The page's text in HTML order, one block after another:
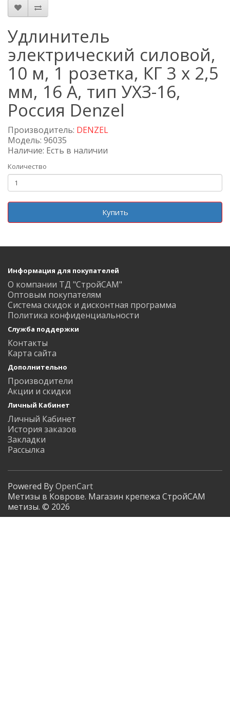
Удлинитель
электрический силовой,
10 м, 1 розетка, КГ 3 х 2,5
мм, 16 А, тип УХЗ-16,
Россия Denzel
Производитель: DENZEL
Модель: 96035
Наличие: Есть в наличии
Количество
Купить
Информация для покупателей
О компании ТД "СтройСАМ"
Оптовым покупателям
Система скидок и дисконтная программа
Политика конфиденциальности
Служба поддержки
Контакты
Карта сайта
Дополнительно
Производители
Акции и скидки
Личный Кабинет
Личный Кабинет
История заказов
Закладки
Рассылка
Powered ByOpenCart
Метизы в Коврове. Магазин крепежа СтройСАМ
метизы. © 2026